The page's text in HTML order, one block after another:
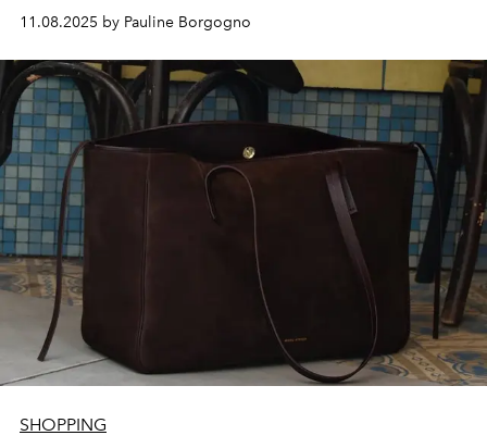
11.08.2025 by Pauline Borgogno
SHOPPING